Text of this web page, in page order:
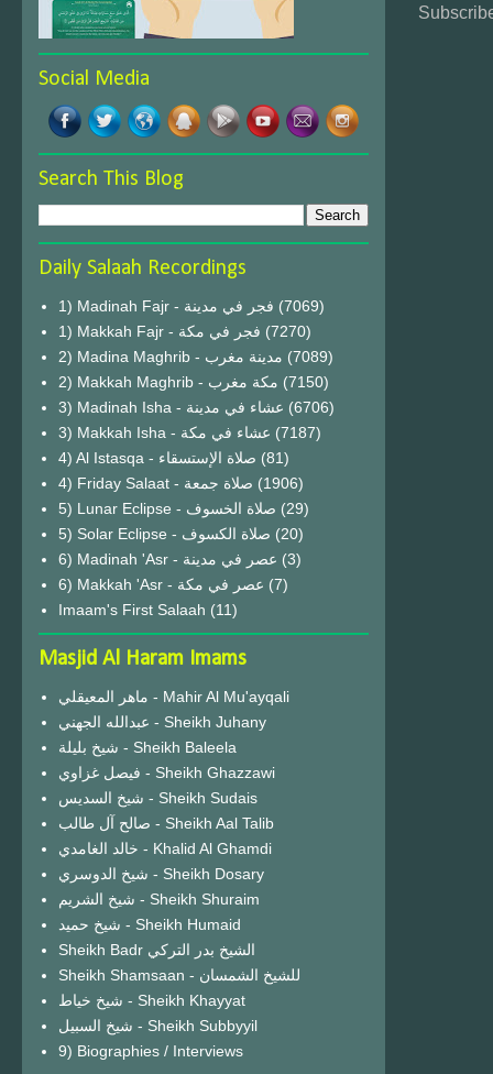
Social Media
Search This Blog
Daily Salaah Recordings
1) Madinah Fajr - فجر في مدينة (7069)
1) Makkah Fajr - فجر في مكة (7270)
2) Madina Maghrib - مدينة مغرب (7089)
2) Makkah Maghrib - مكة مغرب (7150)
3) Madinah Isha - عشاء في مدينة (6706)
3) Makkah Isha - عشاء في مكة (7187)
4) Al Istasqa - صلاة الإستسقاء (81)
4) Friday Salaat - صلاة جمعة (1906)
5) Lunar Eclipse - صلاة الخسوف (29)
(20)
6) Madinah 'Asr - عصر في مدينة (3)
6) Makkah 'Asr - عصر في مكة (7)
Imaam's First Salaah (11)
Masjid Al Haram Imams
ماهر المعيقلي - Mahir Al Mu'ayqali
عبدالله الجهني - Sheikh Juhany
شيخ بليلة - Sheikh Baleela
فيصل غزاوي - Sheikh Ghazzawi
شيخ السديس - Sheikh Sudais
صالح آل طالب - Sheikh Aal Talib
خالد الغامدي - Khalid Al Ghamdi
شيخ الدوسري - Sheikh Dosary
شيخ الشريم - Sheikh Shuraim
شيخ حميد - Sheikh Humaid
Sheikh Badr الشيخ بدر التركي
Sheikh Shamsaan - للشيخ الشمسان
شيخ خياط - Sheikh Khayyat
شيخ السبيل - Sheikh Subbyyil
9) Biographies / Interviews